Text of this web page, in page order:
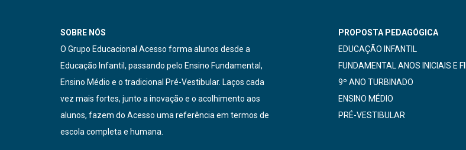
SOBRE NÓS
O Grupo Educacional Acesso forma alunos desde a
Educação Infantil, passando pelo Ensino Fundamental,
Ensino Médio e o tradicional Pré-Vestibular. Laços cada
vez mais fortes, junto a inovação e o acolhimento aos
alunos, fazem do Acesso uma referência em termos de
escola completa e humana.
PROPOSTA PEDAGÓGICA
EDUCAÇÃO INFANTIL
FUNDAMENTAL ANOS INICIAIS E
9º ANO TURBINADO
ENSINO MÉDIO
PRÉ-VESTIBULAR